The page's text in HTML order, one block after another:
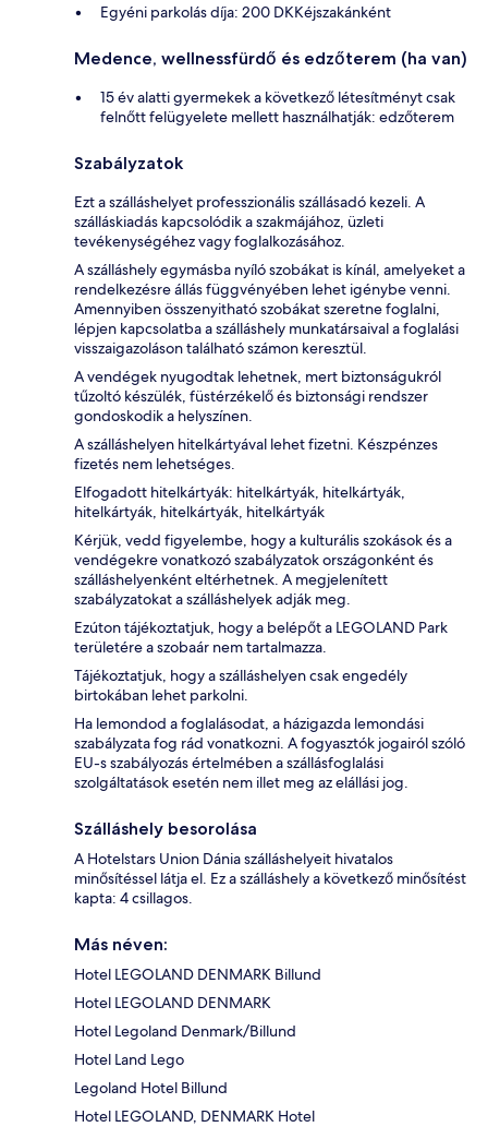
Egyéni parkolás díja: 200 DKKéjszakánként
Medence, wellnessfürdő és edzőterem (ha van)
15 év alatti gyermekek a következő létesítményt csak
felnőtt felügyelete mellett használhatják: edzőterem
Szabályzatok
Ezt a szálláshelyet professzionális szállásadó kezeli. A
szálláskiadás kapcsolódik a szakmájához, üzleti
tevékenységéhez vagy foglalkozásához.
A szálláshely egymásba nyíló szobákat is kínál, amelyeket a
rendelkezésre állás függvényében lehet igénybe venni.
Amennyiben összenyitható szobákat szeretne foglalni,
lépjen kapcsolatba a szálláshely munkatársaival a foglalási
visszaigazoláson található számon keresztül.
A vendégek nyugodtak lehetnek, mert biztonságukról
tűzoltó készülék, füstérzékelő és biztonsági rendszer
gondoskodik a helyszínen.
A szálláshelyen hitelkártyával lehet fizetni. Készpénzes
fizetés nem lehetséges.
Elfogadott hitelkártyák: hitelkártyák, hitelkártyák,
hitelkártyák, hitelkártyák, hitelkártyák
Kérjük, vedd figyelembe, hogy a kulturális szokások és a
vendégekre vonatkozó szabályzatok országonként és
szálláshelyenként eltérhetnek. A megjelenített
szabályzatokat a szálláshelyek adják meg.
Ezúton tájékoztatjuk, hogy a belépőt a LEGOLAND Park
területére a szobaár nem tartalmazza.
Tájékoztatjuk, hogy a szálláshelyen csak engedély
birtokában lehet parkolni.
Ha lemondod a foglalásodat, a házigazda lemondási
szabályzata fog rád vonatkozni. A fogyasztók jogairól szóló
EU-s szabályozás értelmében a szállásfoglalási
szolgáltatások esetén nem illet meg az elállási jog.
Szálláshely besorolása
A Hotelstars Union Dánia szálláshelyeit hivatalos
minősítéssel látja el. Ez a szálláshely a következő minősítést
kapta: 4 csillagos.
Más néven:
Hotel LEGOLAND DENMARK Billund
Hotel LEGOLAND DENMARK
Hotel Legoland Denmark/Billund
Hotel Land Lego
Legoland Hotel Billund
Hotel LEGOLAND, DENMARK Hotel